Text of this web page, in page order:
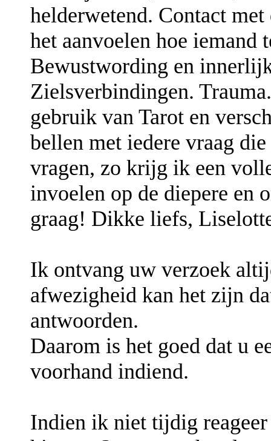
helderwetend. Contact
het aanvoelen hoe iemand
Bewustwording en
Zielsverbindingen.
gebruik van Tarot en
bellen met iedere vraag
vragen, zo krijg ik een
invoelen op de diepere en
graag! Dikke liefs,
Ik ontvang uw verzoek
afwezigheid kan het zijn
antwoorden.
Daarom is het goed dat u
voorhand indiend.
Indien ik niet tijdig